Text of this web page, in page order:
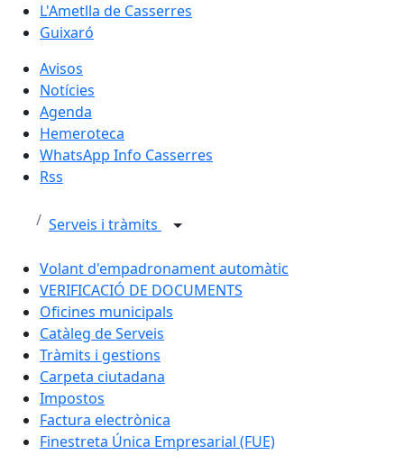
L'Ametlla de Casserres
Guixaró
Avisos
Notícies
Agenda
Hemeroteca
WhatsApp Info Casserres
Rss
Serveis i tràmits
Volant d'empadronament automàtic
VERIFICACIÓ DE DOCUMENTS
Oficines municipals
Catàleg de Serveis
Tràmits i gestions
Carpeta ciutadana
Impostos
Factura electrònica
Finestreta Única Empresarial (FUE)